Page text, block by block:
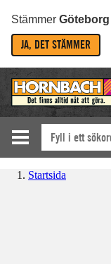
Stämmer Göteborg
JA, DET STÄMMER
Startsida